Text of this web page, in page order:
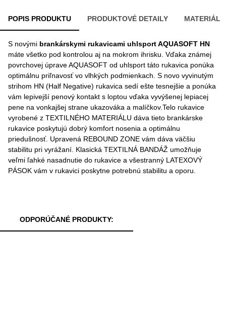
POPIS PRODUKTU PRODUKTOVÉ DETAILY MATERIÁL
S novými brankárskymi rukavicami uhlsport AQUASOFT HN
máte všetko pod kontrolou aj na mokrom ihrisku. Vďaka známej
povrchovej úprave AQUASOFT od uhlsport táto rukavica ponúka
optimálnu priľnavosť vo vlhkých podmienkach. S novo vyvinutým
strihom HN (Half Negative) rukavica sedí ešte tesnejšie a ponúka
vám lepivejší penový kontakt s loptou vďaka vyvýšenej lepiacej
pene na vonkajšej strane ukazováka a malíčkov.Telo rukavice
vyrobené z TEXTILNÉHO MATERIÁLU dáva tieto brankárske
rukavice poskytujú dobrý komfort nosenia a optimálnu
priedušnosť. Upravená REBOUND ZONE vám dáva väčšiu
stabilitu pri vyrážaní. Klasická TEXTILNÁ BANDÁŽ umožňuje
veľmi ľahké nasadnutie do rukavice a všestranný LATEXOVÝ
PÁSOK vám v rukavici poskytne potrebnú stabilitu a oporu.
ODPORÚČANÉ PRODUKTY: